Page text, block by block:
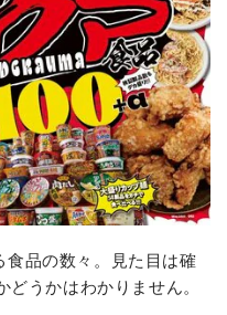
品の数々。見た目は確
どうかはわかりません。